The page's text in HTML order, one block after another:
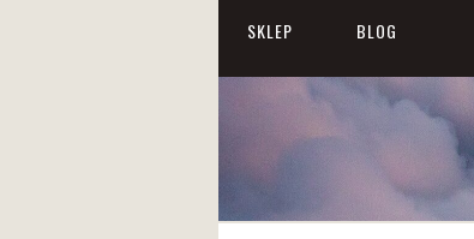
SKLEP BLOG